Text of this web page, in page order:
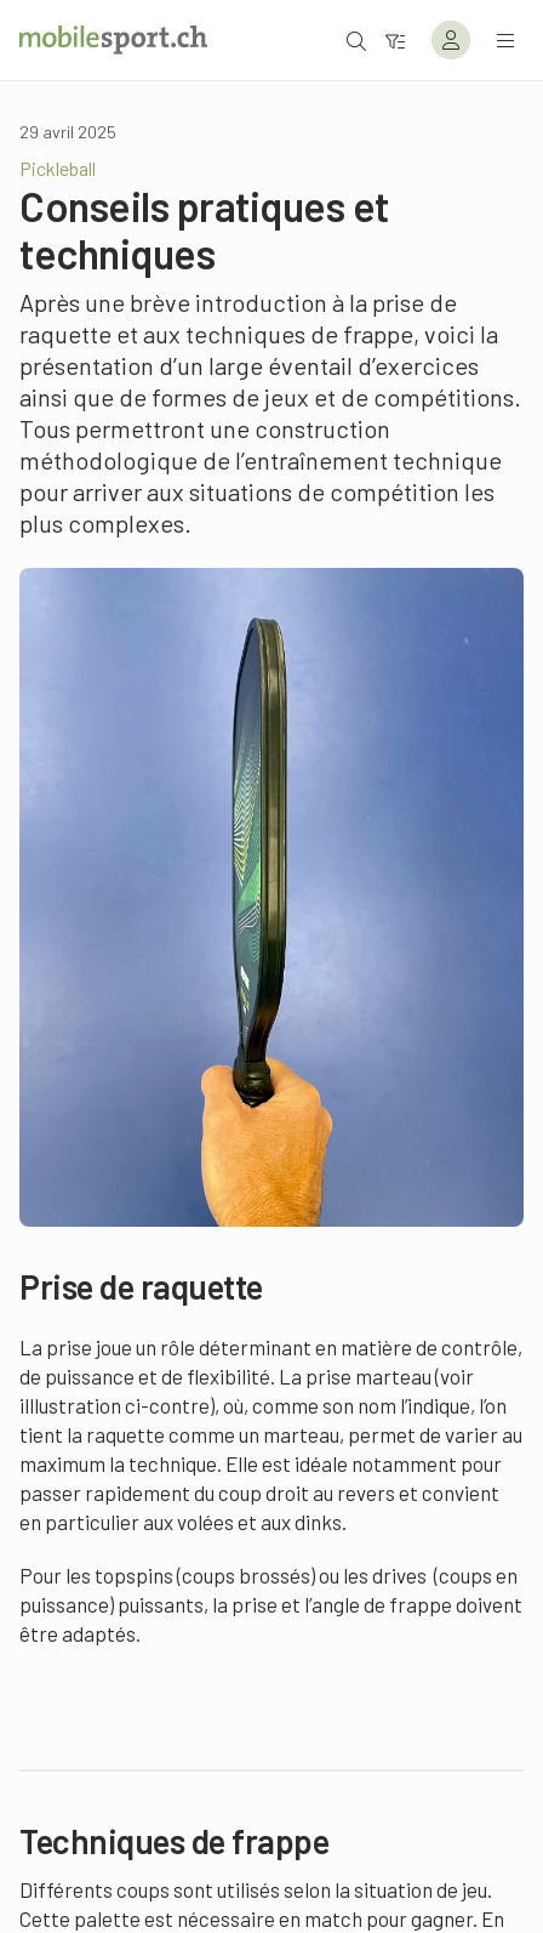
29 avril 2025
Pickleball
Conseils pratiques et
techniques
Après une brève introduction à la prise de
raquette et aux techniques de frappe, voici la
présentation d’un large éventail d’exercices
ainsi que de formes de jeux et de compétitions.
Tous permettront une construction
méthodologique de l’entraînement technique
pour arriver aux situations de compétition les
plus complexes.
Prise de raquette
La prise joue un rôle déterminant en matière de contrôle,
de puissance et de flexibilité. La prise marteau (voir
illlustration ci-contre), où, comme son nom l’indique, l’on
tient la raquette comme un marteau, permet de varier au
maximum la technique. Elle est idéale notamment pour
passer rapidement du coup droit au revers et convient
en particulier aux volées et aux dinks.
Pour les topspins (coups brossés) ou les drives (coups en
puissance) puissants, la prise et l’angle de frappe doivent
être adaptés.
Techniques de frappe
Différents coups sont utilisés selon la situation de jeu.
Cette palette est nécessaire en match pour gagner. En